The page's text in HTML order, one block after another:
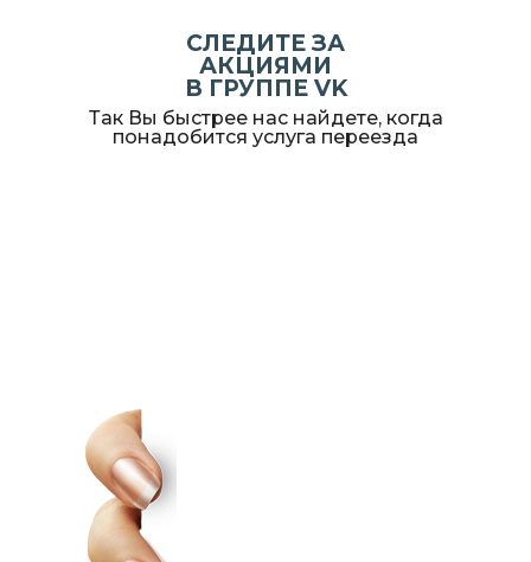
Так Вы быстрее нас найдете, когда
понадобится услуга переезда
СЛЕДИТЕ ЗА
АКЦИЯМИ
В ГРУППЕ VK